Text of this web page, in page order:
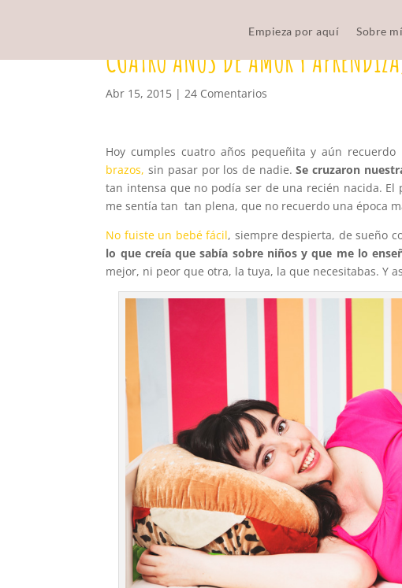
Empieza por aquí Sobre mí
CUATRO AÑOS DE AMOR Y
Abr 15, 2015 |24 Comentarios
Hoy cumples cuatro años pequeñita y aún
brazos, sin pasar por los de nadie. Se cruzaron
tan intensa que no podía ser de una recién nacida.
me sentía tan tan plena, que no recuerdo una época
No fuiste un bebé fácil, siempre despierta, de sueño
lo que creía que sabía sobre niños y que me lo
mejor, ni peor que otra, la tuya, la que necesitabas. Y